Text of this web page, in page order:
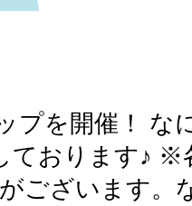
プを開催！ な
ております♪ ※
ございます。